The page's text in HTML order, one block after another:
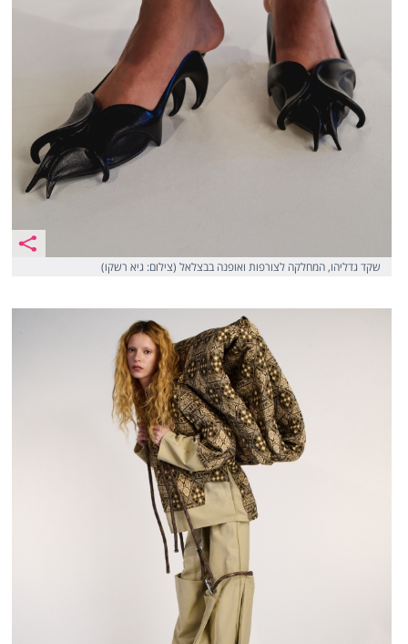
שקד גדליהו, המחלקה לצורפות ואופנה בבצלאל (צילום: גיא רשקו)